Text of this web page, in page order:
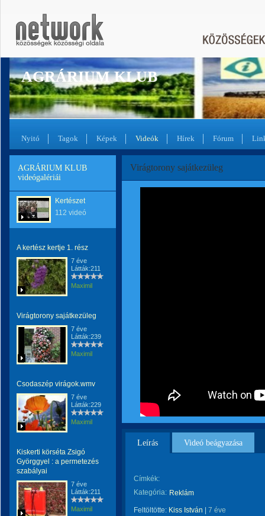
AGRÁRIUM KLUB
Nyitó Tagok Képek Videók Hírek Fórum
AGRÁRIUM KLUB
videógalériái
Kertészet
112 videó
A kertész kertje 1. rész
7 éve
Látták:211
Maximil
Virágtorony sajátkezüleg
7 éve
Látták:239
Maximil
Csodaszép virágok.wmv
7 éve
Látták:229
Maximil
Kiskerti körséta Zsigó
Györggyel : a permetezés
szabályai
7 éve
Látták:211
Maximil
Virágtorony sajátkezüleg
Leírás Videó beágyazása
Címkék:
Kategória: Reklám
Feltöltötte: Kiss István 7 éve